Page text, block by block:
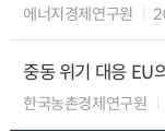
에너지경제연구원
중동 위기 대응 EU
한국농촌경제연구원